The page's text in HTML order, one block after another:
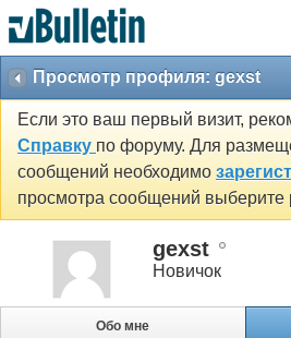
Просмотр профиля: gexst
Если это ваш первый визит,
Справку по форуму. Для
сообщений необходимо
просмотра сообщений выберите
gexst
Новичок
Обо мне